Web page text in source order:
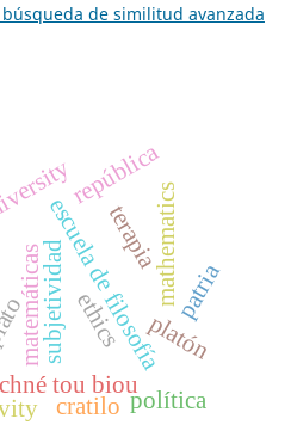
de similitud avanzada
escuela de filosofía
tou biou
terapia
subjetividad platón
república
matemáticas mathematics
política
ethics patria
cratilo